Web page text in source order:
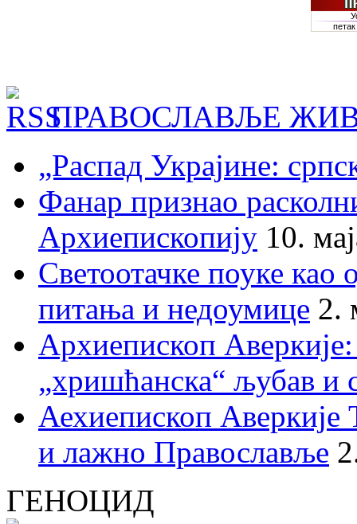
ПРАВОСЛАВЉЕ
„Распад Украјине:
Фанар признао
Архиепископију 10.
Светоотачке поуке као
питања и недоумице 2.
Архиепископ
„хришћанска“ љубав и
Аехиепископ
и лажно Православље
ГЕНОЦИД